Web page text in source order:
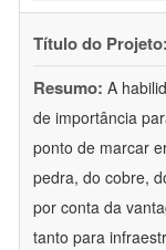
Título do Projeto:
Resumo: A
de importância
ponto de marcar
pedra, do cobre,
por conta da
tanto para